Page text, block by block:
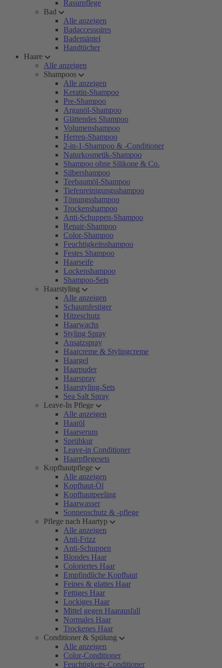
Rasurpflege
Bad
Alle anzeigen
Badaccessoires
Bademäntel
Handtücher
Haare
Alle anzeigen
Shampoos
Alle anzeigen
Keratin-Shampoo
Pre-Shampoo
Arganöl-Shampoo
Glättendes Shampoo
Volumenshampoo
Herren-Shampoo
2-in-1-Shampoo & -Conditioner
Naturkosmetik-Shampoo
Shampoo ohne Silikone & Co.
Silbershampoo
Teebaumöl-Shampoo
Tiefenreinigungsshampoo
Tönungsshampoo
Trockenshampoo
Anti-Schuppen-Shampoo
Repair-Shampoo
Color-Shampoo
Feuchtigkeitsshampoo
Festes Shampoo
Haarseife
Lockenshampoo
Shampoo-Sets
Haarstyling
Alle anzeigen
Schaumfestiger
Hitzeschutz
Haarwachs
Styling Spray
Ansatzspray
Haarcreme & Stylingcreme
Haargel
Haarpuder
Haarspray
Haarstyling-Sets
Sea Salt Spray
Leave-In Pflege
Alle anzeigen
Haaröl
Haarserum
Sprühkur
Leave-in Conditioner
Haarpflegesets
Kopfhautpflege
Alle anzeigen
Kopfhaut-Öl
Kopfhautpeeling
Haarwasser
Sonnenschutz & -pflege
Pflege nach Haartyp
Alle anzeigen
Anti-Frizz
Anti-Schuppen
Blondes Haar
Coloriertes Haar
Empfindliche Kopfhaut
Feines & glattes Haar
Fettiges Haar
Lockiges Haar
Mittel gegen Haarausfall
Normales Haar
Trockenes Haar
Conditioner & Spülung
Alle anzeigen
Color-Conditioner
Feuchtigkeits-Conditioner